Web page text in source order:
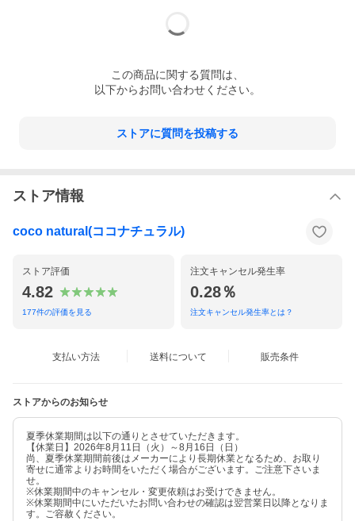
この商品に関する質問は、
以下からお問い合わせください。
ストアに質問を投稿する
ストア情報
coco natural(ココナチュラル)
ストア評価
4.82
177件の評価を見る
注文キャンセル発生率
0.28％
注文キャンセル発生率とは？
支払い方法 送料について 販売条件
ストアからのお知らせ
夏季休業期間は以下の通りとさせていただきます。
【休業日】2026年8月11日（火）～8月16日（日）
尚、夏季休業期間前後はメーカーにより長期休業となるため、お取り
寄せに通常よりお時間をいただく場合がございます。ご注意下さいま
せ。
※休業期間中のキャンセル・変更依頼はお受けできません。
※休業期間中にいただいたお問い合わせの確認は翌営業日以降となりま
す。ご容赦ください。